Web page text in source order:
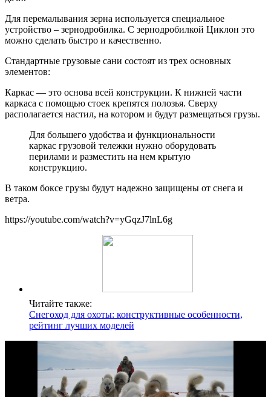
Для перемалывания зерна используется специальное
устройство – зернодробилка. С зернодробилкой Циклон это
можно сделать быстро и качественно.
Стандартные грузовые сани состоят из трех основных
элементов:
Каркас — это основа всей конструкции. К нижней части
каркаса с помощью стоек крепятся полозья. Сверху
располагается настил, на котором и будут размещаться грузы.
Для большего удобства и функциональности
каркас грузовой тележки нужно оборудовать
перилами и разместить на нем крытую
конструкцию.
В таком боксе грузы будут надежно защищены от снега и
ветра.
https://youtube.com/watch?v=yGqzJ7lnL6g
Читайте также:
Снегоход для охоты: конструктивные особенности,
рейтинг лучших моделей